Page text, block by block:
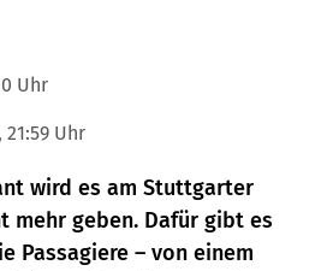
Uhr
21:59 Uhr
wird es am Stuttgarter
mehr geben. Dafür gibt es
Passagiere – von einem